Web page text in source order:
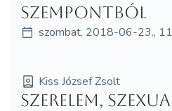
szempontból
szombat, 2018-06-23.,
Kiss József Zsolt
Szerelem,